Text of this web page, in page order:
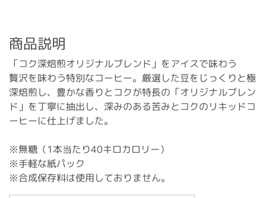
商品説明
「コク深焙煎オリジナルブレンド」をアイスで味わう
贅沢を味わう特別なコーヒー。厳選した豆をじっくりと極
深焙煎し、豊かな香りとコクが特長の「オリジナルブレン
ド」を丁寧に抽出し、深みのある苦みとコクのリキッドコ
ーヒーに仕上げました。
※無糖（1本当たり40キロカロリー）
※手軽な紙パック
※合成保存料は使用しておりません。